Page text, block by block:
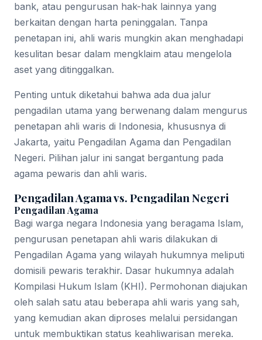
bank, atau pengurusan hak-hak lainnya yang
berkaitan dengan harta peninggalan. Tanpa
penetapan ini, ahli waris mungkin akan menghadapi
kesulitan besar dalam mengklaim atau mengelola
aset yang ditinggalkan.
Penting untuk diketahui bahwa ada dua jalur
pengadilan utama yang berwenang dalam mengurus
penetapan ahli waris di Indonesia, khususnya di
Jakarta, yaitu Pengadilan Agama dan Pengadilan
Negeri. Pilihan jalur ini sangat bergantung pada
agama pewaris dan ahli waris.
Pengadilan Agama vs. Pengadilan Negeri
Pengadilan Agama
Bagi warga negara Indonesia yang beragama Islam,
pengurusan penetapan ahli waris dilakukan di
Pengadilan Agama yang wilayah hukumnya meliputi
domisili pewaris terakhir. Dasar hukumnya adalah
Kompilasi Hukum Islam (KHI). Permohonan diajukan
oleh salah satu atau beberapa ahli waris yang sah,
yang kemudian akan diproses melalui persidangan
untuk membuktikan status keahliwarisan mereka.